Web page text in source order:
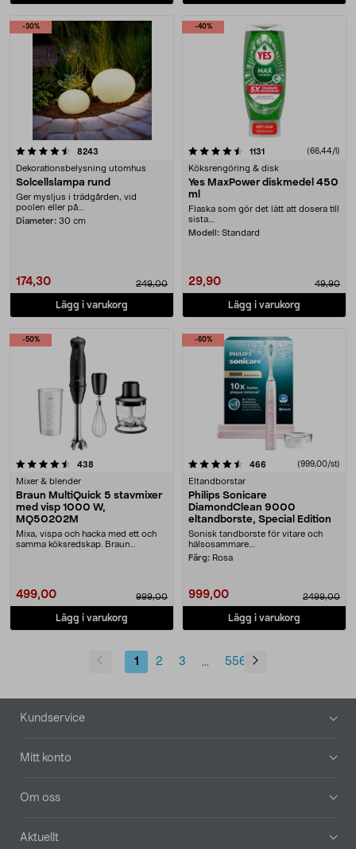
-30%
8243
Dekorationsbelysning utomhus
Solcellslampa rund
Ger mysljus i trädgården, vid
poolen eller på....
Diameter: 30 cm
174,30 249,00
Lägg i varukorg
-40%
4.5 av 5 stjärnor 1131 recensioner(66,44/l)
Köksrengöring & disk
Yes MaxPower diskmedel 450
ml
Flaska som gör det lätt att dosera till
sista....
Modell: Standard
29,90 49,90
Lägg i varukorg
-50%
438
Mixer & blender
Braun MultiQuick 5 stavmixer
med visp 1000 W,
MQ50202M
Mixa, vispa och hacka med ett och
samma köksredskap. Braun
499,00 999,00
Lägg i varukorg
-60%
4.5 av 5 stjärnor 466 recensioner(999,00/st)
Eltandborstar
Philips Sonicare
DiamondClean 9000
eltandborste, Special Edition
Sonisk tandborste för vitare och
hälsosammare....
Färg: Rosa
999,00 2499,00
Lägg i varukorg
1 2 3 ... 556
Sidfot
Kundservice
Mitt konto
Om oss
Aktuellt